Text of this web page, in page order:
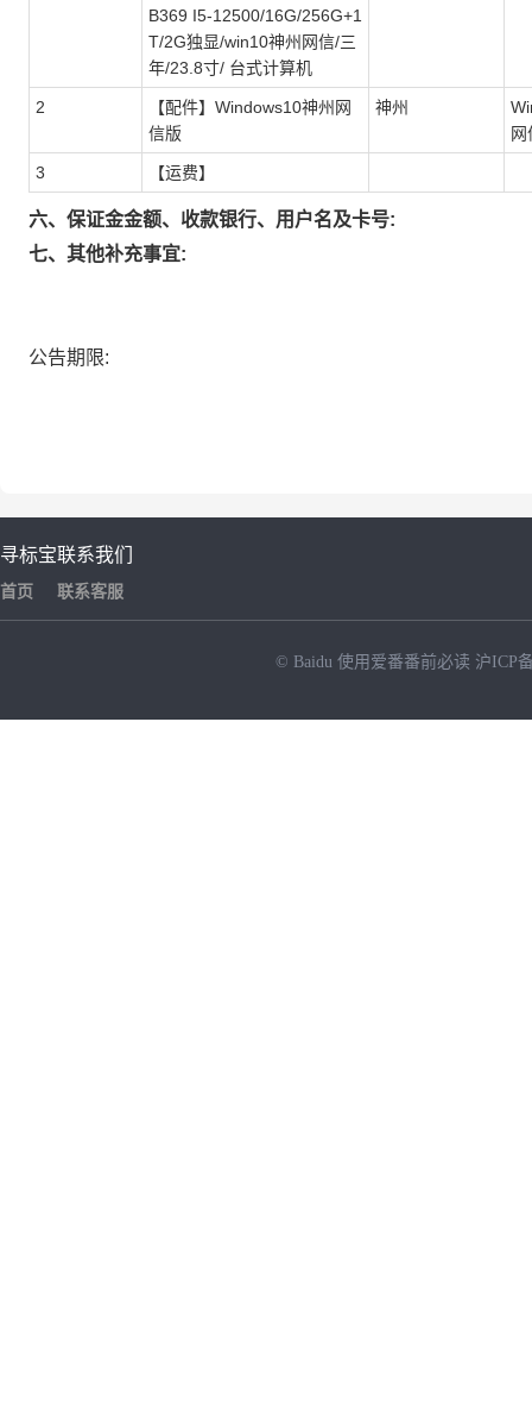
B369 I5-12500/16G/256G+1
T/2G独显/win10神州网信/三
年/23.8寸/ 台式计算机
2
【配件】Windows10神州网
信版
神州
网
3 【运费】
六、保证金金额、收款银行、用户名及卡号:
七、其他补充事宜:
公告期限:
寻标宝
首页
联系我们
联系客服
© Baidu 使用爱番番前必读 沪ICP